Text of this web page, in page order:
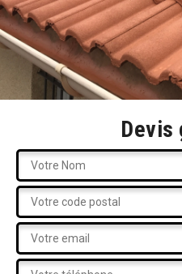
Devis